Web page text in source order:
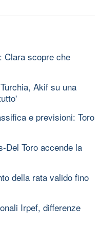
Clara scopre che
Akif su una
e previsioni: Toro
Del Toro accende la
della rata valido fino
Irpef, differenze